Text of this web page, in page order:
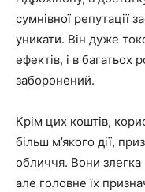
сумнівної репутації
уникати. Він дуже
ефектів, і в багатьох
заборонений.
Крім цих коштів,
більш м’якого дії,
обличчя. Вони злегка
але головне їх